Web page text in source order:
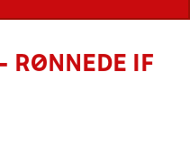
RØNNEDE IF